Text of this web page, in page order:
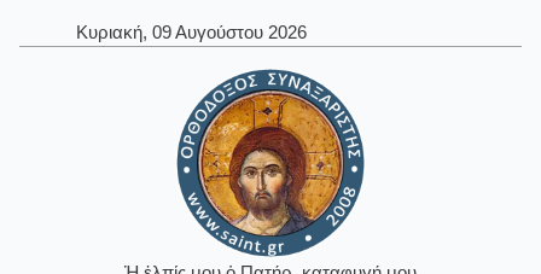
Κυριακή, 09 Αυγούστου 2026